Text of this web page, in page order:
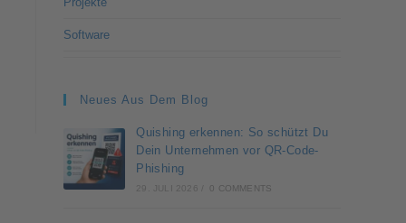
Software
Neues Aus Dem Blog
Quishing erkennen: So schützt Du
Dein Unternehmen vor QR-Code-
Phishing
29. JULI 2026 0 COMMENTS